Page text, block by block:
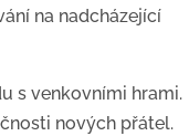
na nadcházející
s venkovními hrami.
nových přátel.